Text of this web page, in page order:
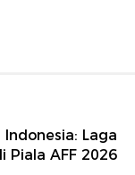
Laga
Piala AFF 2026